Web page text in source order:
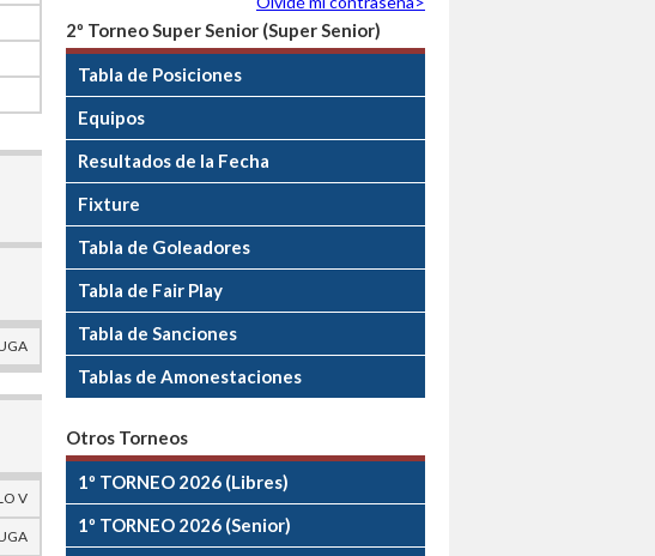
V
2º Torneo Super Senior (Super Senior)
Tabla de Posiciones
Equipos
Resultados de la Fecha
Fixture
Tabla de Goleadores
Tabla de Fair Play
Tabla de Sanciones
Tablas de Amonestaciones
Otros Torneos
1º TORNEO 2026 (Libres)
1º TORNEO 2026 (Senior)